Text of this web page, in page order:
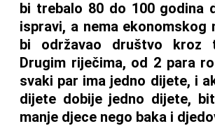
bi trebalo 80 do 100 godina
ispravi, a nema ekonomskog
bi održavao društvo kroz
Drugim riječima, od 2 para
svaki par ima jedno dijete, i
dijete dobije jedno dijete,
manje djece nego baka i